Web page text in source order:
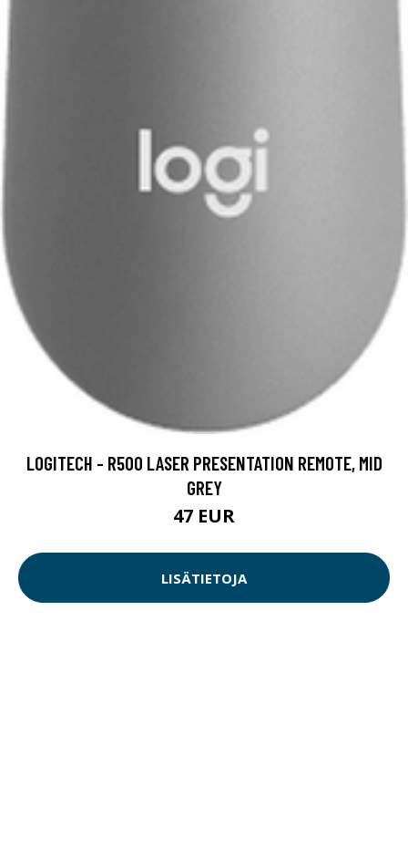
LOGITECH - R500 LASER PRESENTATION REMOTE, MID
GREY
47 EUR
LISÄTIETOJA